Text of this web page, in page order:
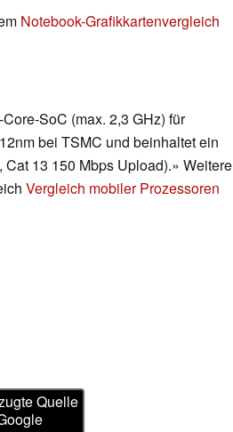
Notebook-Grafikkartenvergleich
SoC (max. 2,3 GHz) für
bei TSMC und beinhaltet ein
13 150 Mbps Upload).» Weitere
Vergleich mobiler Prozessoren
Quelle